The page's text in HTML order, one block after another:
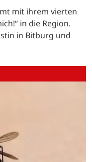
mit ihrem vierten
in die Region.
in Bitburg und